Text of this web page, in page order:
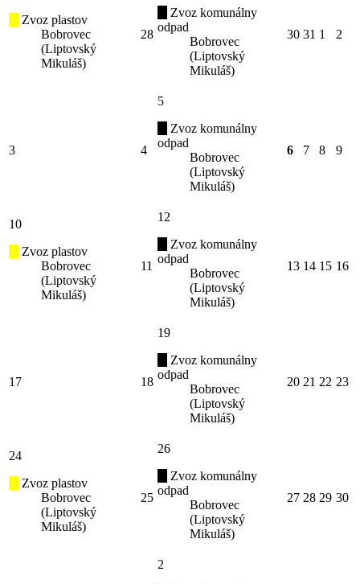
Zvoz plastov
Bobrovec
(Liptovský
Mikuláš)
28
Zvoz komunálny
odpad
Bobrovec
(Liptovský
Mikuláš)
30 31 1 2
3 4
5
Zvoz komunálny
odpad
Bobrovec
(Liptovský
Mikuláš)
6 7 8 9
10
Zvoz plastov
Bobrovec
(Liptovský
Mikuláš)
11
12
Zvoz komunálny
odpad
Bobrovec
(Liptovský
Mikuláš)
13 14 15 16
17 18
19
Zvoz komunálny
odpad
Bobrovec
(Liptovský
Mikuláš)
20 21 22 23
24
Zvoz plastov
Bobrovec
(Liptovský
Mikuláš)
25
26
Zvoz komunálny
odpad
Bobrovec
(Liptovský
Mikuláš)
27 28 29 30
2